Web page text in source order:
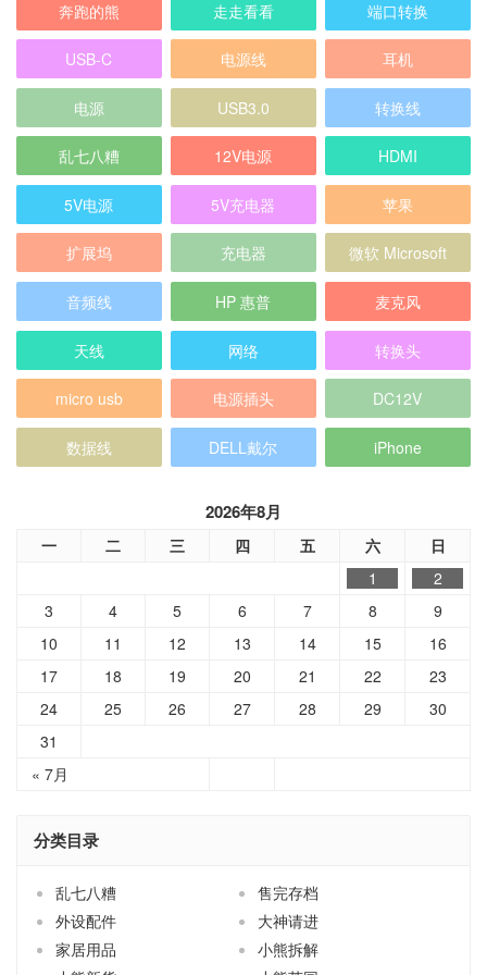
奔跑的熊 走走看看 端口转换
USB-C 电源线 耳机
电源 USB3.0 转换线
乱七八糟 12V电源 HDMI
5V电源 5V充电器 苹果
扩展坞 充电器 微软 Microsoft
音频线 HP 惠普 麦克风
天线 网络 转换头
micro usb 电源插头 DC12V
数据线 DELL戴尔 iPhone
2026年8月
一 二 三 四 五 六 日
« 7月
1
2
3
4 5 6 7 8
9
10
11 12 13 14 15
16
17
18 19 20 21 22
23
24
25 26 27 28 29
30
31
分类目录
乱七八糟
售完存档
外设配件
大神请进
家居用品
小熊拆解